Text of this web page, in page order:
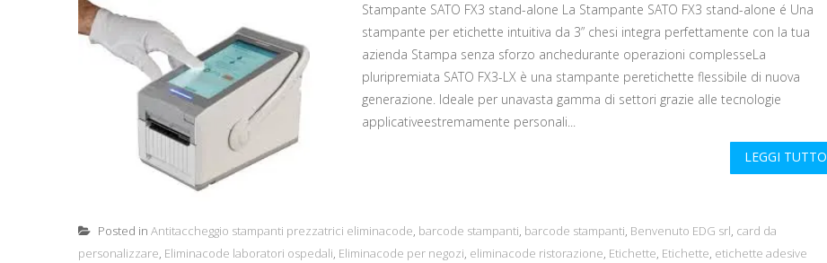
Stampante SATO FX3 stand-alone La Stampante SATO FX3 stand-alone é Una
stampante per etichette intuitiva da 3” chesi integra perfettamente con la tua
azienda Stampa senza sforzo anchedurante operazioni complesseLa
pluripremiata SATO FX3-LX è una stampante peretichette flessibile di nuova
generazione. Ideale per unavasta gamma di settori grazie alle tecnologie
applicativeestremamente personali...
LEGGI TUTTO
Posted in Antitaccheggio stampanti prezzatrici eliminacode, barcode stampanti, barcode stampanti, Benvenuto EDG srl, card da
personalizzare, Eliminacode laboratori ospedali, Eliminacode per negozi, eliminacode ristorazione, Etichette, Etichette, etichette adesive